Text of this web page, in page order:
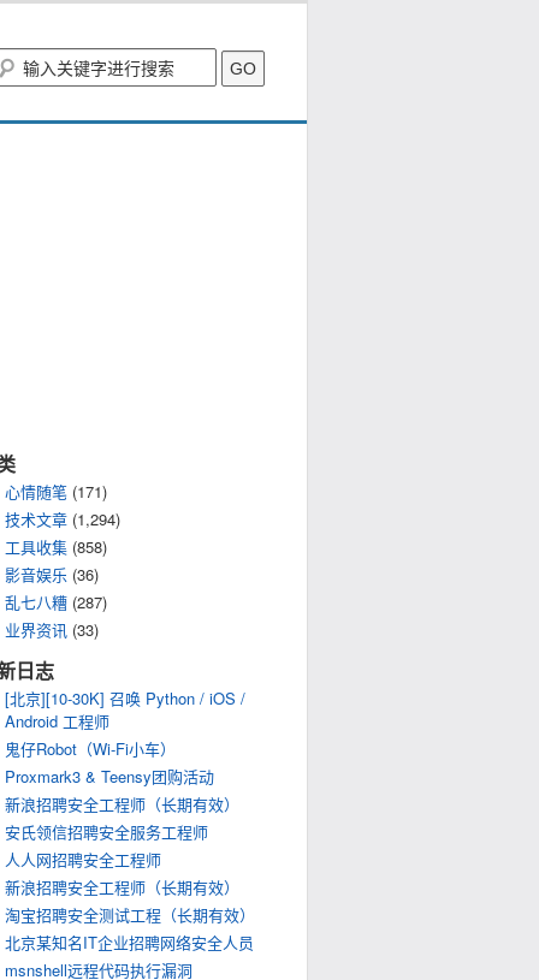
心情随笔 (171)
技术文章 (1,294)
工具收集 (858)
影音娱乐 (36)
乱七八糟 (287)
业界资讯 (33)
日志
[北京][10-30K] 召唤 Python / iOS /
Android 工程师
鬼仔Robot（Wi-Fi小车）
Proxmark3 & Teensy团购活动
新浪招聘安全工程师（长期有效）
安氏领信招聘安全服务工程师
人人网招聘安全工程师
新浪招聘安全工程师（长期有效）
淘宝招聘安全测试工程（长期有效）
北京某知名IT企业招聘网络安全人员
msnshell远程代码执行漏洞